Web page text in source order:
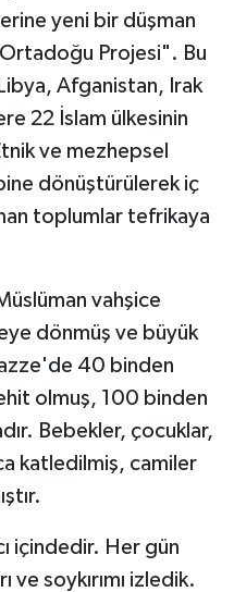
yeni bir düşman
Projesi". Bu
Afganistan, Irak
22 İslam ülkesinin
ve mezhepsel
dönüştürülerek iç
toplumlar tefrikaya
vahşice
dönmüş ve büyük
40 binden
olmuş, 100 binden
Bebekler, çocuklar,
katledilmiş, camiler
içindedir. Her gün
ve soykırımı izledik.